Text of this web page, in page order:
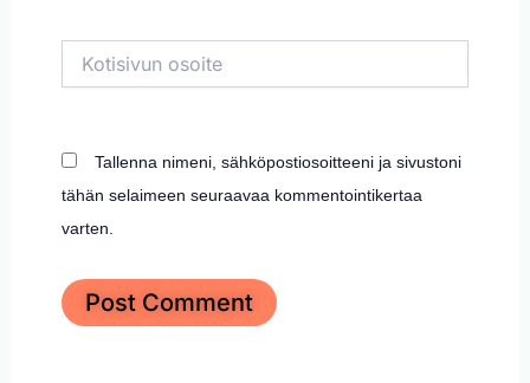
osoite
Tallenna nimeni, sähköpostiosoitteeni ja sivustoni
tähän selaimeen seuraavaa kommentointikertaa
varten.